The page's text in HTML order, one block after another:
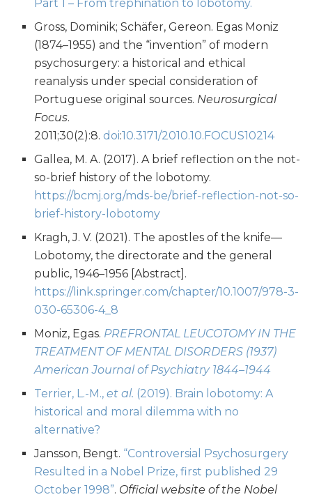
Part 1 – From trephination to lobotomy.
Gross, Dominik; Schäfer, Gereon. Egas Moniz
(1874–1955) and the “invention” of modern
psychosurgery: a historical and ethical
reanalysis under special consideration of
Portuguese original sources. Neurosurgical
Focus.
2011;30(2):8. doi:10.3171/2010.10.FOCUS10214
Gallea, M. A. (2017). A brief reflection on the not-
so-brief history of the lobotomy.
https://bcmj.org/mds-be/brief-reflection-not-so-
brief-history-lobotomy
Kragh, J. V. (2021). The apostles of the knife—
Lobotomy, the directorate and the general
public, 1946–1956 [Abstract].
https://link.springer.com/chapter/10.1007/978-3-
030-65306-4_8
Moniz, Egas. PREFRONTAL LEUCOTOMY IN THE
TREATMENT OF MENTAL DISORDERS (1937)
American Journal of Psychiatry 1844–1944
Terrier, L.-M.,et al. (2019). Brain lobotomy: A
historical and moral dilemma with no
alternative?
Jansson, Bengt. “Controversial Psychosurgery
Resulted in a Nobel Prize, first published 29
October 1998”. Official website of the Nobel